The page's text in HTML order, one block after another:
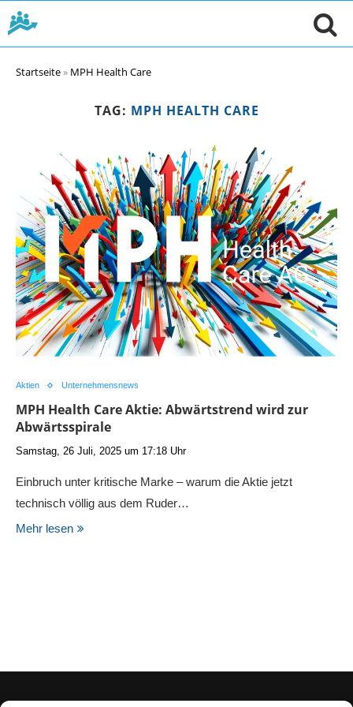
Startseite» MPH Health Care
TAG: MPH HEALTH CARE
Aktien Unternehmensnews
MPH Health Care Aktie: Abwärtstrend wird zur
Abwärtsspirale
Samstag, 26 Juli, 2025 um 17:18 Uhr
Einbruch unter kritische Marke – warum die Aktie jetzt
technisch völlig aus dem Ruder…
Mehr lesen